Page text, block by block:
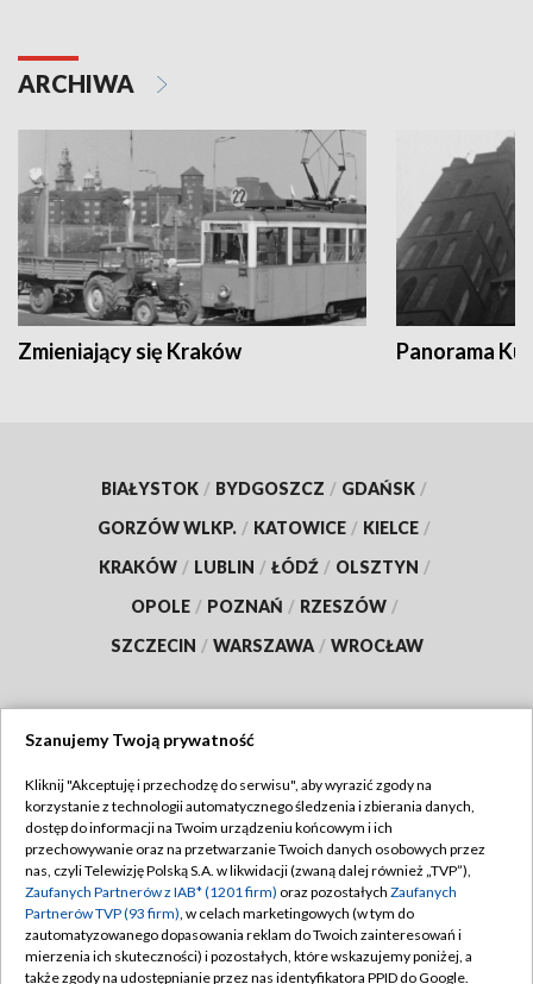
ARCHIWA
Zmieniający się Kraków Panorama
BIAŁYSTOK / BYDGOSZCZ / GDAŃSK /
GORZÓW WLKP. / KATOWICE / KIELCE /
KRAKÓW / LUBLIN / ŁÓDŹ / OLSZTYN /
OPOLE / POZNAŃ / RZESZÓW /
SZCZECIN / WARSZAWA / WROCŁAW
TVP
Abonament TVP
Emisja w TVP
Centrum informacji TVP
Naziemna Telewizja Cyfrowa
Regulamin TVP
Polityka prywatności
Moje zgody
Pomoc
Szanujemy Twoją prywatność
Kliknij "Akceptuję i przechodzę do serwisu", aby wyrazić zgody na
korzystanie z technologii automatycznego śledzenia i zbierania danych,
dostęp do informacji na Twoim urządzeniu końcowym i ich
przechowywanie oraz na przetwarzanie Twoich danych osobowych przez
nas, czyli Telewizję Polską S.A. w likwidacji (zwaną dalej również „TVP”),
Zaufanych Partnerów z IAB* (1201 firm) oraz pozostałych Zaufanych
Partnerów TVP (93 firm), w celach marketingowych (w tym do
zautomatyzowanego dopasowania reklam do Twoich zainteresowań i
mierzenia ich skuteczności) i pozostałych, które wskazujemy poniżej, a
także zgody na udostępnianie przez nas identyfikatora PPID do Google.